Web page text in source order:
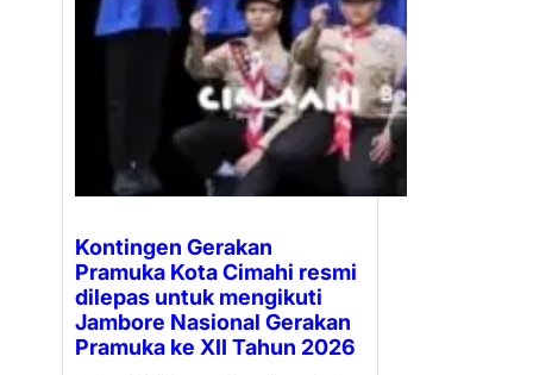
Kontingen Gerakan
Pramuka Kota Cimahi resmi
dilepas untuk mengikuti
Jambore Nasional Gerakan
Pramuka ke XII Tahun 2026